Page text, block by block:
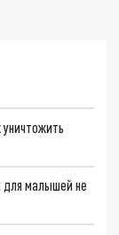
для малышей не